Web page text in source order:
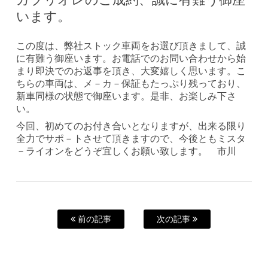
います。
この度は、弊社ストック車両をお選び頂きまして、誠
に有難う御座います。お電話でのお問い合わせから始
まり即決でのお返事を頂き、大変嬉しく思います。こ
ちらの車両は、メ－カ－保証もたっぷり残っており、
新車同様の状態で御座います。是非、お楽しみ下さ
い。
今回、初めてのお付き合いとなりますが、出来る限り
全力でサポ－トさせて頂きますので、今後ともミスタ
－ライオンをどうぞ宜しくお願い致します。 市川
前の記事 次の記事